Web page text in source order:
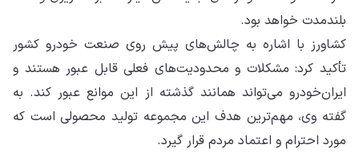
بلندمدت خواهد بود.
کشاورز با اشاره به چالش‌های پیش روی صنعت خودرو کشور
تأکید کرد: مشکلات و محدودیت‌های فعلی قابل عبور هستند و
ایران‌خودرو می‌تواند همانند گذشته از این موانع عبور کند. به
گفته وی، مهم‌ترین هدف این مجموعه تولید محصولی است که
مورد احترام و اعتماد مردم قرار گیرد.